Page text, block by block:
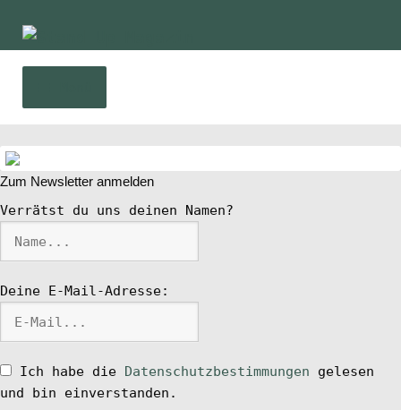
Zur
Navigation
Zum
Inhalt
News
Wing und Foil
SUP-Events
Ratgeber
Das Magazin
Zum Newsletter anmelden
Verrätst du uns deinen Namen?
Deine E-Mail-Adresse:
Ich habe die Datenschutzbestimmungen gelesen
und bin einverstanden.